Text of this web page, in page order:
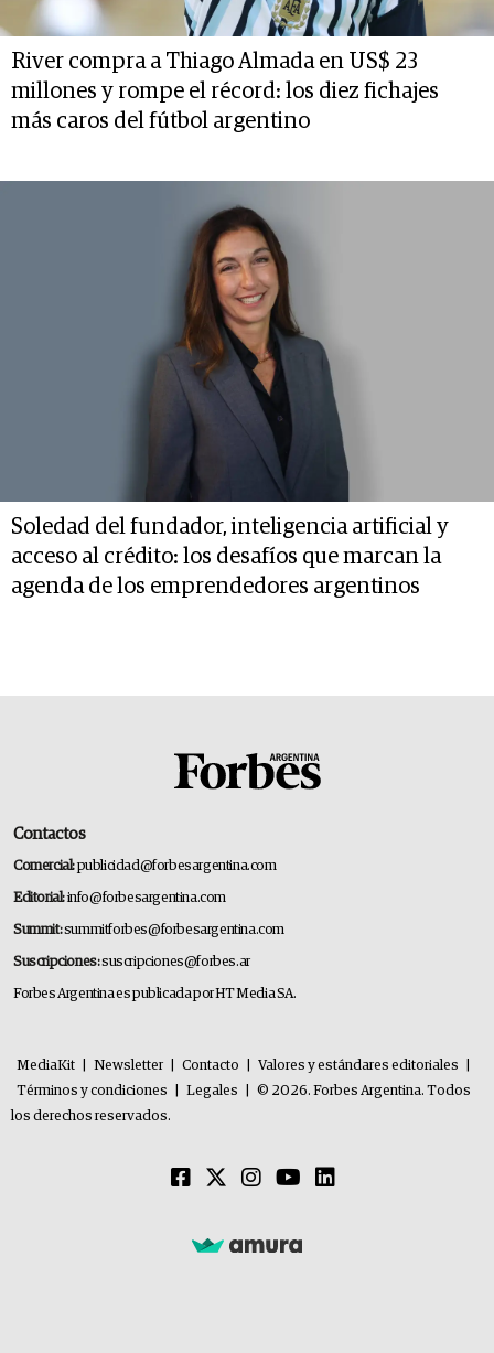
River compra a Thiago Almada en US$ 23
millones y rompe el récord: los diez fichajes
más caros del fútbol argentino
Soledad del fundador, inteligencia artificial y
acceso al crédito: los desafíos que marcan la
agenda de los emprendedores argentinos
Contactos
Comercial:publicidad@forbesargentina.com
Editorial:info@forbesargentina.com
Summit:summitforbes@forbesargentina.com
Suscripciones:suscripciones@forbes.ar
Forbes Argentina es publicada por HT Media SA.
MediaKit Newsletter Contacto Valores y estándares editoriales
Términos y condiciones
Legales
© 2026. Forbes Argentina. Todos
los derechos reservados.